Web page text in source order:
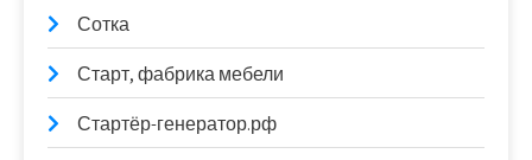
Сотка
Старт, фабрика мебели
Стартёр-генератор.рф